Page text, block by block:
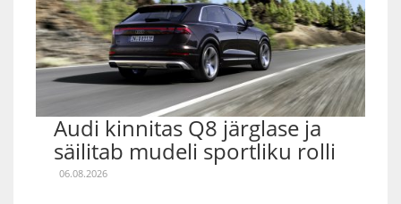
Audi kinnitas Q8 järglase ja
säilitab mudeli sportliku rolli
06.08.2026